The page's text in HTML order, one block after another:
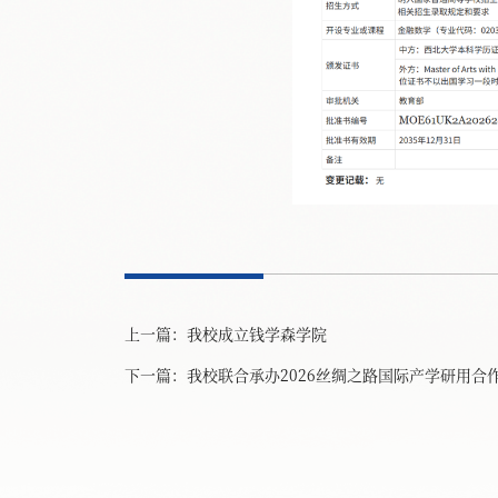
上一篇： 我校成立钱学森学院
下一篇： 我校联合承办2026丝绸之路国际产学研用合